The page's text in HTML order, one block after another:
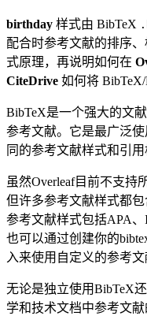
birthday 样式由 BibTeX
配合时参考文献的排序
式原理，再说明如何在
CiteDrive 如何将 BibTeX/
BibTeX是一个强大的文
参考文献。它是最广泛
同的参考文献样式和引用
虽然Overleaf目前不支持
但许多参考文献样式都
参考文献样式包括APA、
也可以通过创建你的
入来使用自定义的参考文
无论是独立使用BibTeX
学和技术文档中参考文